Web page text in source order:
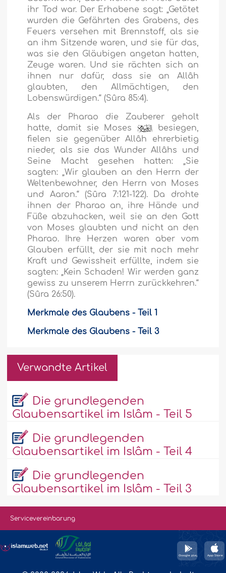
ihr Tod war. Der Erhabene sagt: „Getötet
wurden die Gefährten des Grabens, des
Feuers versehen mit Brennstoff, als sie
an ihm Sitzende waren, und sie für das,
was sie den Gläubigen angetan hatten,
Zeuge waren. Und sie rächten sich an
ihnen nur dafür, dass sie an Allâh
glaubten, den Allmächtigen, den
Lobenswürdigen.“ (Sûra 85:4).
Als der Pharao die Zauberer geholt
hatte, damit sie Moses
besiegen,
fielen sie gegenüber Allâh ehrerbietig
nieder, als sie das Wunder Allâhs und
Seine Macht gesehen hatten: „Sie
sagten: „Wir glauben an den Herrn der
Weltenbewohner, den Herrn von Moses
und Aaron.“(Sûra 7:121-122). Da drohte
ihnen der Pharao an, ihre Hände und
Füße abzuhacken, weil sie an den Gott
von Moses glaubten und nicht an den
Pharao. Ihre Herzen waren aber vom
Glauben erfüllt, der sie mit noch mehr
Kraft und Gewissheit erfüllte, indem sie
sagten:„Kein Schaden! Wir werden ganz
gewiss zu unserem Herrn zurückkehren.“
(Sûra 26:50).
Merkmale des Glaubens - Teil 1
Merkmale des Glaubens - Teil 3
Verwandte Artikel
Die grundlegenden
Glaubensartikel im Islâm - Teil 5
Die grundlegenden
Glaubensartikel im Islâm - Teil 4
Die grundlegenden
Glaubensartikel im Islâm - Teil 3
Servicevereinbarung